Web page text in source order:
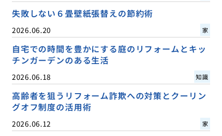
失敗しない６畳壁紙張替えの節約術
2026.06.20 家
自宅での時間を豊かにする庭のリフォームとキッ
チンガーデンのある生活
2026.06.18 知識
高齢者を狙うリフォーム詐欺への対策とクーリン
グオフ制度の活用術
2026.06.12 家